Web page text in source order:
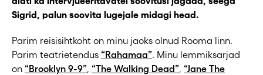
Sigrid, palun soovita lugejale midagi head.
Parim reisisihtkoht on minu jaoks olnud Rooma linn.
Parim teatrietendus “Rahamaa”. Minu lemmiksarjad
on “Brooklyn 9-9”, “The Walking Dead”, “Jane The